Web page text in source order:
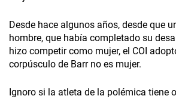
Desde hace algunos años, desde que
hombre, que había completado su
hizo competir como mujer, el COI
corpúsculo de Barr no es mujer.
Ignoro si la atleta de la polémica tiene